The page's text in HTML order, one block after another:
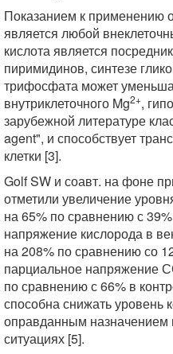
Показанием к применению
является любой
кислота является
пиримидинов, синтезе
трифосфата может
внутриклеточного Mg2+,
зарубежной литературе
agent", и способствует
клетки [3].
Golf SW и соавт. на фоне
отметили увеличение
на 65% по сравнению с
напряжение кислорода в
на 208% по сравнению со
парциальное напряжение
по сравнению с 66% в
способна снижать уровень
оправданным назначением
ситуациях [5].